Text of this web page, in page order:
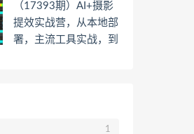
（17393期）AI+摄影
提效实战营，从本地部
署，主流工具实战，到
1